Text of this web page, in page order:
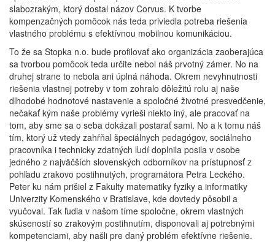
slabozrakým, ktorý dostal názov Corvus. K tvorbe
kompenzačných pomôcok nás teda priviedla potreba riešenia
vlastného problému s efektívnou mobilnou komunikáciou.
To že sa Stopka n.o. bude profilovať ako organizácia zaoberajúca
sa tvorbou pomôcok teda určite nebol náš prvotný zámer. No na
druhej strane to nebola ani úplná náhoda. Okrem nevyhnutnosti
riešenia vlastnej potreby v tom zohralo dôležitú rolu aj naše
dlhodobé hodnotové nastavenie a spoločné životné presvedčenie,
nečakať kým naše problémy vyrieši niekto iný, ale pracovať na
tom, aby sme sa o seba dokázali postarať sami. No a k tomu náš
tím, ktorý už vtedy zahŕňal špeciálnych pedagógov, sociálneho
pracovníka i technicky zdatných ľudí doplnila posila v osobe
jedného z najväčších slovenských odborníkov na prístupnosť z
pohľadu zrakovo postihnutých, programátora Petra Leckého.
Peter ku nám prišiel z Fakulty matematiky fyziky a informatiky
Univerzity Komenského v Bratislave, kde dovtedy pôsobil a
vyučoval. Tak ľudia v našom tíme spoločne, okrem vlastných
skúseností so zrakovým postihnutím, disponovali aj potrebnými
kompetenciami, aby našli pre daný problém efektívne riešenie.